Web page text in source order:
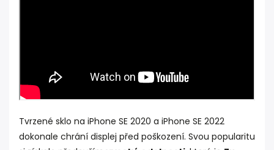
Tvrzené sklo na iPhone SE 2020 a iPhone SE 2022
dokonale chrání displej před poškození. Svou popularitu